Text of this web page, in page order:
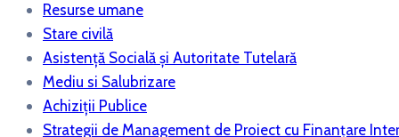
Resurse umane
Stare civilă
Asistenţă Socială și Autoritate Tutelară
Mediu si Salubrizare
Achiziții Publice
Strategii de Management de Proiect cu Finanțare